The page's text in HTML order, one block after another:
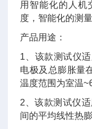
用智能化的人机
度，智能化的测
产品用途：
1、该款测试仪
电极及总膨胀量
温度范围为室温
2、该款测试仪
间的平均线性热膨